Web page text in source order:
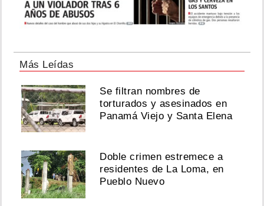
Más Leídas
Se filtran nombres de
torturados y asesinados en
Panamá Viejo y Santa Elena
Doble crimen estremece a
residentes de La Loma, en
Pueblo Nuevo